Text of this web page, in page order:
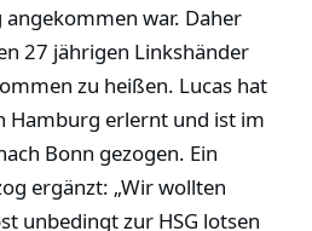
war. Daher
27 jährigen Linkshänder
zu heißen. Lucas hat
Hamburg erlernt und ist im
Bonn gezogen. Ein
ergänzt: „Wir wollten
unbedingt zur HSG lotsen